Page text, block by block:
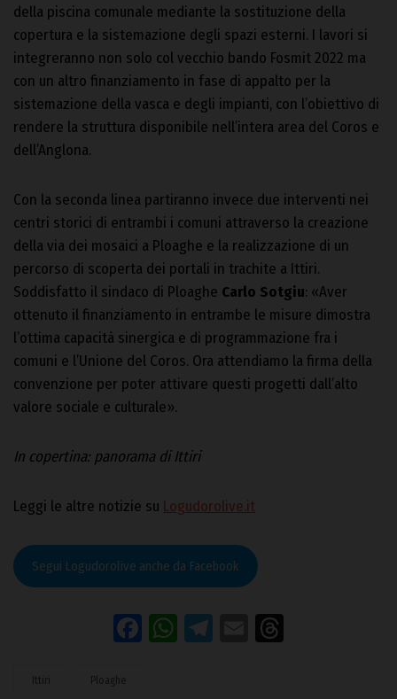
della piscina comunale mediante la sostituzione della
copertura e la sistemazione degli spazi esterni. I lavori si
integreranno non solo col vecchio bando Fosmit 2022 ma
con un altro finanziamento in fase di appalto per la
sistemazione della vasca e degli impianti, con l’obiettivo di
rendere la struttura disponibile nell’intera area del Coros e
dell’Anglona.
Con la seconda linea partiranno invece due interventi nei
centri storici di entrambi i comuni attraverso la creazione
della via dei mosaici a Ploaghe e la realizzazione di un
percorso di scoperta dei portali in trachite a Ittiri.
Soddisfatto il sindaco di Ploaghe Carlo Sotgiu: «Aver
ottenuto il finanziamento in entrambe le misure dimostra
l’ottima capacità sinergica e di programmazione fra i
comuni e l’Unione del Coros. Ora attendiamo la firma della
convenzione per poter attivare questi progetti dall’alto
valore sociale e culturale».
In copertina: panorama di Ittiri
Leggi le altre notizie su Logudorolive.it
Segui Logudorolive anche da Facebook
Facebook
WhatsApp
Telegram
Email
Ittiri Ploaghe